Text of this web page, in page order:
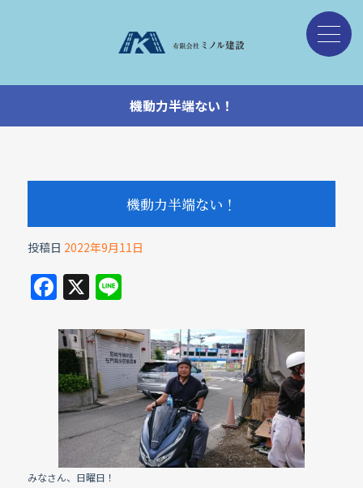
機動力半端ない！
機動力半端ない！
投稿日 2022年9月11日
F
a
c
e
b
o
o
k
X Li
e
みなさん、日曜日！